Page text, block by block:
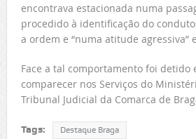
encontrava estacionada numa
procedido à identificação do
a ordem e “numa atitude agressiva”
Face a tal comportamento foi detido
comparecer nos Serviços do
Tribunal Judicial da Comarca de
Tags: Destaque Braga